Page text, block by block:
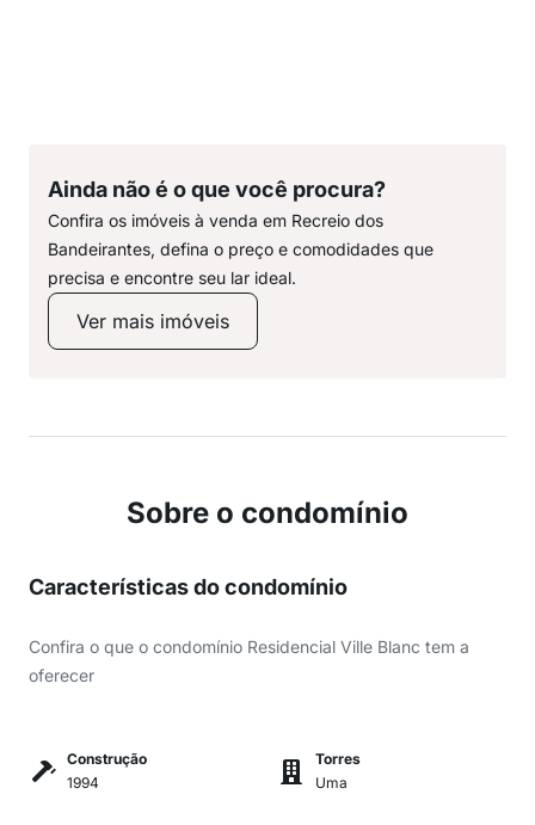
Ainda não é o que você procura?
Confira os imóveis à venda em Recreio dos
Bandeirantes, defina o preço e comodidades que
precisa e encontre seu lar ideal.
Ver mais imóveis
Sobre o condomínio
Características do condomínio
Confira o que o condomínio Residencial Ville Blanc tem a
oferecer
Construção
1994
Torres
Uma